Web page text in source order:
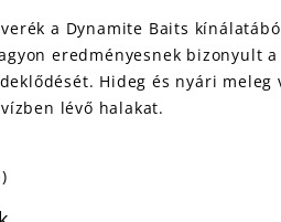
a Dynamite Baits
eredményesnek bizonyult
Hideg és nyári
lévő halakat.